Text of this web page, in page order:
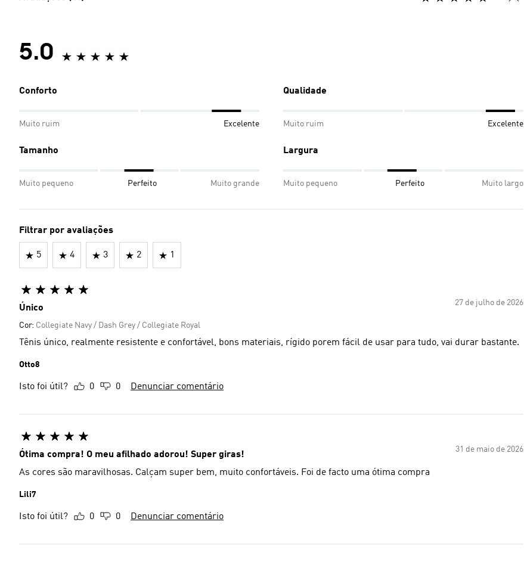
5.0
Conforto
Muito ruim Excelente
Qualidade
Muito ruim Excelente
Tamanho
Muito pequeno Perfeito Muito grande
Largura
Muito pequeno Perfeito Muito largo
Filtrar por avaliações
5 4 3 2 1
27 de julho de 2026
Único
Cor: Collegiate Navy / Dash Grey / Collegiate Royal
Tênis único, realmente resistente e confortável, bons materiais, rígido porem fácil de usar para tudo, vai durar bastante.
Otto8
Isto foi útil? 0 0 Denunciar comentário
31 de maio de 2026
Ótima compra! O meu afilhado adorou! Super giras!
As cores são maravilhosas. Calçam super bem, muito confortáveis. Foi de facto uma ótima compra
Lili7
Isto foi útil? 0 0 Denunciar comentário